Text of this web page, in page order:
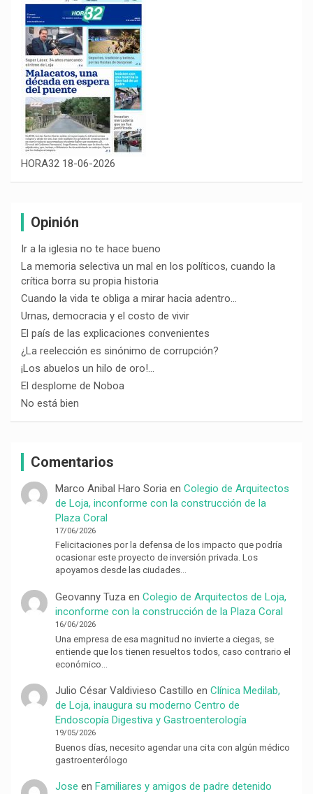
HORA32 18-06-2026
Opinión
Ir a la iglesia no te hace bueno
La memoria selectiva un mal en los políticos, cuando la
crítica borra su propia historia
Cuando la vida te obliga a mirar hacia adentro…
Urnas, democracia y el costo de vivir
El país de las explicaciones convenientes
¿La reelección es sinónimo de corrupción?
¡Los abuelos un hilo de oro!…
El desplome de Noboa
No está bien
Comentarios
Marco Anibal Haro Soriaen Colegio de Arquitectos
de Loja, inconforme con la construcción de la
Plaza Coral
17/06/2026
Felicitaciones por la defensa de los impacto que podría
ocasionar este proyecto de inversión privada. Los
apoyamos desde las ciudades…
Geovanny Tuzaen Colegio de Arquitectos de Loja,
inconforme con la construcción de la Plaza Coral
16/06/2026
Una empresa de esa magnitud no invierte a ciegas, se
entiende que los tienen resueltos todos, caso contrario el
económico…
Julio César Valdivieso Castillo en Clínica Medilab,
de Loja, inaugura su moderno Centro de
Endoscopía Digestiva y Gastroenterología
19/05/2026
Buenos días, necesito agendar una cita con algún médico
gastroenterólogo
Jose en Familiares y amigos de padre detenido